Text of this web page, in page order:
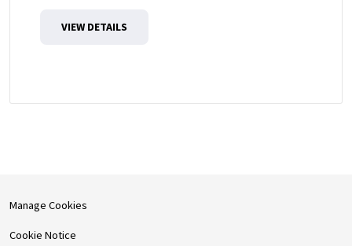
VIEW DETAILS
Manage Cookies
Cookie Notice